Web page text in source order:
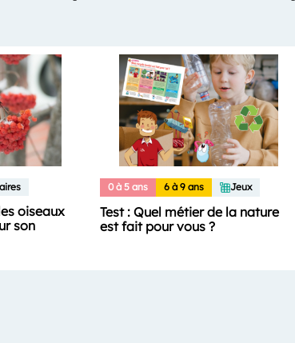
oiseaux
son
0 à 5 ans 6 à 9 ans Jeux
Test : Quel métier de la nature
est fait pour vous ?